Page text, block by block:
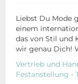
Liebst Du Mode
einem
das von Stil und
wir genau Dich!
Vertrieb und
Festanstellung -